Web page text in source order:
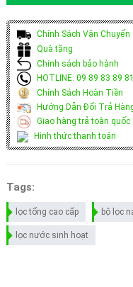
Chính Sách Vận Chuyển
Quà tặng
Chinh sách bảo hành
HOTLINE: 09 89 83 89 81
Chính Sách Hoàn Tiền
Hướng Dẫn Đổi Trả
Giao hàng trả toàn quốc
Hình thức thanh toán
Tags:
lọc tổng cao cấp bộ lọc
lọc nước sinh hoạt